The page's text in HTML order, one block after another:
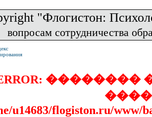
"Флогистон:
вопросам сотрудничества
ERROR:
u14683/flogiston.ru/www/